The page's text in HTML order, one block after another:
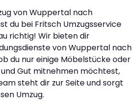
von Wuppertal nach
du bei Fritsch Umzugsservice
richtig! Wir bieten dir
von Wuppertal nach
du nur einige Möbelstücke oder
Gut mitnehmen möchtest,
steht dir zur Seite und sorgt
Umzug.